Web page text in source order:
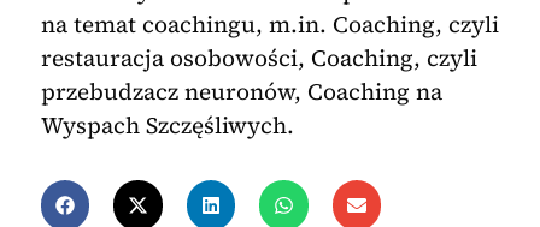
na temat coachingu, m.in. Coaching, czyli
restauracja osobowości, Coaching, czyli
przebudzacz neuronów, Coaching na
Wyspach Szczęśliwych.